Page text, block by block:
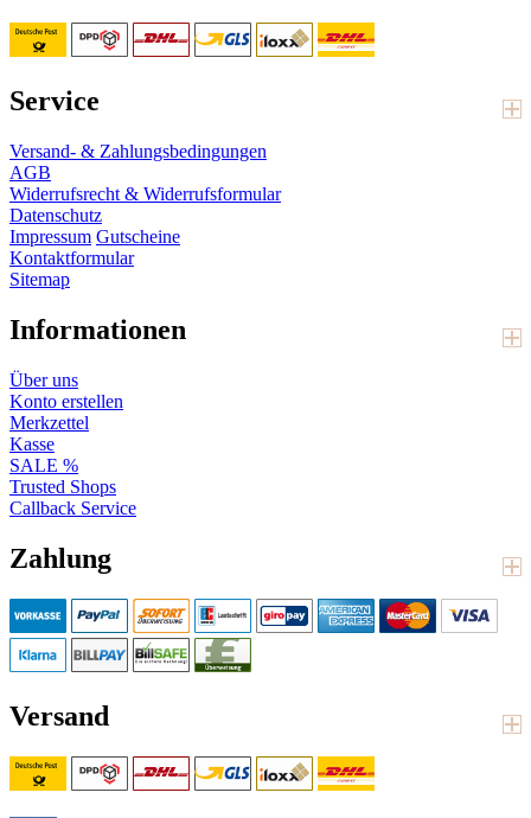
Service
Versand- & Zahlungsbedingungen
AGB
Widerrufsrecht & Widerrufsformular
Datenschutz
Impressum Gutscheine
Kontaktformular
Sitemap
Informationen
Über uns
Konto erstellen
Merkzettel
Kasse
SALE %
Trusted Shops
Callback Service
Zahlung
Versand